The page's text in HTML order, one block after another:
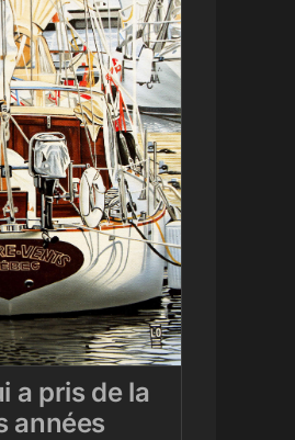
a pris de
les années
Peintures terminées
a pris de la
années